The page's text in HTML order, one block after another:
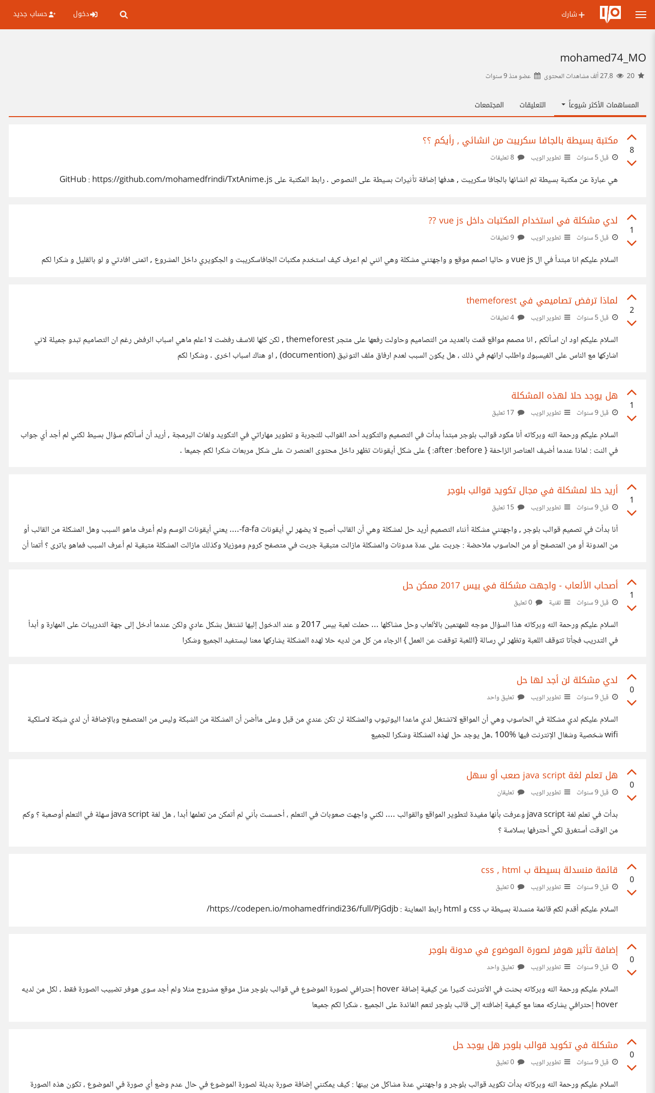
شارك دخول حساب جديد
mohamed74_MO
عضو منذ9 سنوات
المساهمات الأكثر شيوعاً التعليقات المجتمعات
8
مكتبة بسيطة بالجافا سكريبت من انشائي , رأيكم ؟؟
قبل 5 سنوات تطوير الويب
هي عبارة عن مكتبة بسيطة تم انشائها بالجافا سكريبت , هدفها إضافة تأثيرات بسيطة على النصوص . رابط المكتبة على GitHub : https://github.com/mohamedfrindi/TxtAnime.js
1
لدي مشكلة في استخدام المكتبات داخل vue js ??
قبل 5 سنوات تطوير الويب
السلام عليكم انا مبتدأ في ال vue js و حاليا اصمم موقع و واجهتني مشكلة وهي انني لم اعرف كيف استخدم مكتبات الجافاسكريبت و الجكويري داخل المشروع , اتمنى افادتي و لو بالقليل و شكرا لكم
2
لماذا ترفض تصاميمي في themeforest
قبل 5 سنوات تطوير الويب
السلام عليكم اود ان اسألكم , انا مصمم مواقع قمت بالعديد من التصاميم وحاولت رفعها على متجر themeforest , لكن كلها للاسف رفضت لا اعلم ماهي اسباب الرفض رغم ان التصاميم تبدو جميلة لاني
اشاركها مع الناس على الفيسبوك واطلب ارائهم في ذلك ، هل يكون السبب لعدم ارفاق ملف التوثيق (documention) , او هناك اسباب اخرى . وشكرا لكم
1
هل يوجد حلا لهذه المشكلة
قبل 9 سنوات تطوير الويب
السلام عليكم ورحمة الله وبركاته أنا مكود قوالب بلوجر مبتدأ بدأت في التصميم والتكويد أحد القوالب للتجربة و تطوير مهاراتي في التكويد ولغات البرمجة , أريد أن أسألكم سؤال بسيط لكني لم أجد أي جواب
في النت : لماذا عندما أضيف العناصر الزاحفة { after :before: } على شكل أيقونات تظهر داخل محتوى العنصر ت على شكل مربعات شكرا لكم جميعا .
1
أريد حلا لمشكلة في مجال تكويد قوالب بلوجر
قبل 9 سنوات تطوير الويب
أنا بدأت في تصميم قوالب بلوجر , واجهتني مشكلة أثناء التصميم أريد حل لمشكلة وهي أن القالب أصبح لا يضهر لي أيقونات fa-fa-.... يعني أيقونات الوسم ولم أعرف ماهو السبب وهل المشكلة من القالب أو
من المدونة أو من المتصفح أو من الحاسوب ملاحضة : جربت على عدة مدونات والمشكلة مازالت متبقية جربت في متصفح كروم وموزيلا وكذلك مازالت المشكلة متبقية لم أعرف السبب فماهو ياترى ؟ أتمنا أن
1
أصحاب الألعاب - واجهت مشكلة في بيس 2017 ممكن حل
قبل 9 سنوات تقنية
السلام عليكم ورحمة الله وبركاته هذا السؤال موجه للمهتمين بالألعاب وحل مشاكلها ... حملت لعبة بيس 2017 و عند الدخول إليها تشتغل بشكل عادي ولكن عندما أدخل إلى جهة التدريبات على المهارة و أبدأ
في التدريب فجأتا تتوقف اللعبة وتظهر لي رسالة {اللعبة توقفت عن العمل } الرجاء من كل من لديه حلا لهده المشكلة يشاركها معنا ليستفيد الجميع وشكرا
0
لدي مشكلة لن أجد لها حل
قبل 9 سنوات تطوير الويب تعليق واحد
السلام عليكم لدي مشكلة في الحاسوب وهي أن المواقع لاتشتغل لدي ماعدا اليوتيوب والمشكلة لن تكن عندي من قبل وعلى ماأضن أن المشكلة من الشبكة وليس من المتصفح وبالإضافة أن لدي شبكة لاسلكية
wifi شخصية وشغال الإنترنت فيها 100‎%‎ ،هل يوجد حل لهذه المشكلة وشكرا للجميع
0
هل تعلم لغة java script صعب أو سهل
قبل 9 سنوات تطوير الويب تعليقان
بدأت في تعلم لغة java script وعرفت بأنها مفيدة لتطوير المواقع والقوالب .... لكني واجهت صعوبات في التعلم ، أحسست بأني لم أتمكن من تعلمها أبدا ، هل لغة java script سهلة في التعلم أوصعبة ؟ وكم
من الوقت أستغرق لكي أحترفها بسلاسة ؟
0
قائمة منسدلة بسيطة ب css , html
قبل 9 سنوات تطوير الويب
السلام عليكم أقدم لكم قائمة منسدلة بسيطة ب css و html رابط المعاينة : https://codepen.io/mohamedfrindi236/full/PjGdjb/
0
إضافة تأثير هوفر لصورة الموضوع في مدونة بلوجر
قبل 9 سنوات تطوير الويب تعليق واحد
السلام عليكم ورحمة الله وبركاته بحثت في الأنترنت كثيرا عن كيفية إضافة hover إحترافي لصورة الموضوع في قوالب بلوجر مثل موقع مشروح مثلا ولم أجد سوى هوفر تضبيب الصورة فقط ، لكل من لديه
hover إحترافي يشاركه معنا مع كيفية إضافته إلى قالب بلوجر لتعم الفائدة على الجميع . شكرا لكم جميعا
0
مشكلة في تكويد قوالب بلوجر هل يوجد حل
قبل 9 سنوات تطوير الويب
السلام عليكم ورحمة الله وبركاته بدأت تكويد قوالب بلوجر و واجهتني عدة مشاكل من بينها : كيف يمكنني إضافة صورة بديلة لصورة الموضوع في حال عدم وضع أي صورة في الموضوع ، تكون هذه الصورة